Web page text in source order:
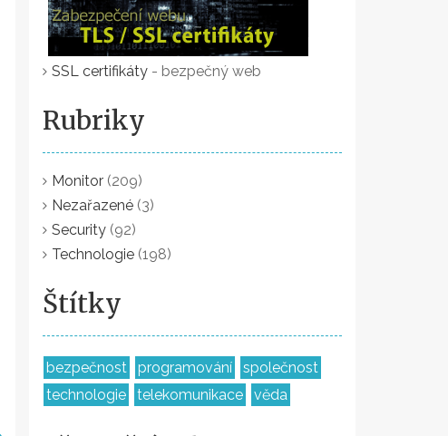
SSL certifikáty - bezpečný web
Rubriky
Monitor (209)
Nezařazené (3)
Security (92)
Technologie (198)
Štítky
bezpečnost programování
společnost
technologie
telekomunikace věda